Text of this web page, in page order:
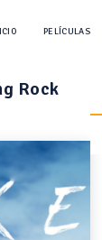
PELÍCULAS
Rock